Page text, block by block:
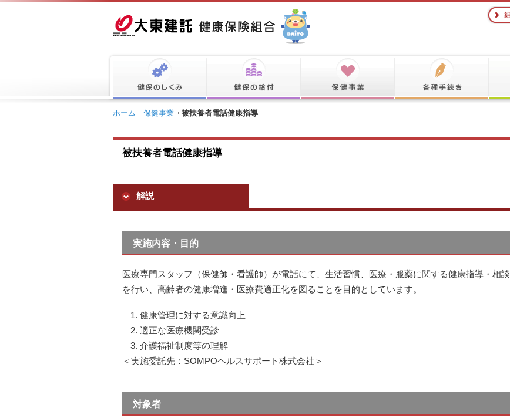
ホーム 保健事業 被扶養者電話健康指導
被扶養者電話健康指導
解説
実施内容・目的
医療専門スタッフ（保健師・看護師）が電話にて、生活習慣、医療・服薬に関する健康指導・相談
を行い、高齢者の健康増進・医療費適正化を図ることを目的としています。
健康管理に対する意識向上
適正な医療機関受診
介護福祉制度等の理解
＜実施委託先：SOMPOヘルスサポート株式会社＞
対象者